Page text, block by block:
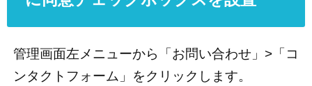
管理画面左メニューから「お問い合わせ」>「コ
ンタクトフォーム」をクリックします。